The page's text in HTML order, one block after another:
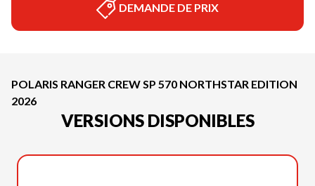
DEMANDE DE PRIX
POLARIS RANGER CREW SP 570 NORTHSTAR EDITION
2026
VERSIONS DISPONIBLES